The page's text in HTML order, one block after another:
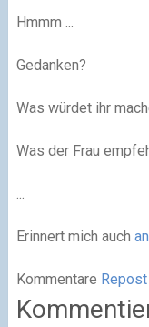
Hmmm ...
Gedanken?
Was würdet ihr
Was der Frau
Erinnert mich auch
Kommentare Repost